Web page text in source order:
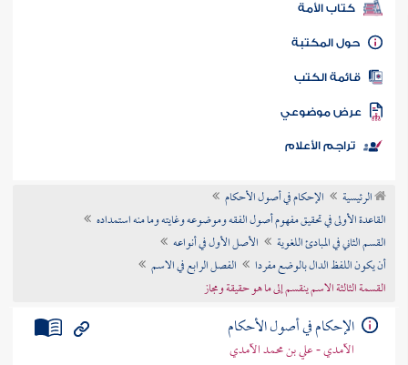
كتاب الأمة
المكتبة
الكتب
موضوعي
تراجم الأعلام
الرئيسية
الإحكام في أصول الأحكام
القاعدة الأولى في تحقيق مفهوم أصول الفقه وموضوعه وغايته وما منه استمداده
القسم الثاني في المبادئ اللغوية
الأصل الأول في أنواعه
أن يكون اللفظ الدال بالوضع مفردا
الفصل الرابع في الاسم
القسمة الثالثة الاسم ينقسم إلى ما هو حقيقة ومجاز
الإحكام في أصول الأحكام
الآمدي - علي بن محمد الآمدي